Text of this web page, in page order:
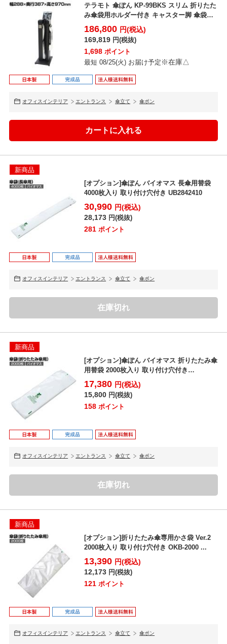
テラモト 傘ぽん KP-99BKS スリム 折りたた
み傘袋用ホルダー付き キャスター脚 傘袋ス
タンド...
186,800 円(税込)
169,819 円(税抜)
1,698 ポイント
最短 08/25(火) お届け予定 ※在庫△
オフィスインテリア エントランス 傘立て 傘ポン
新商品
[オプション]傘ぽん バイオマス 長傘用替袋
4000枚入り 取り付け穴付き UB2842410
30,990 円(税込)
28,173 円(税抜)
281 ポイント
オフィスインテリア エントランス 傘立て 傘ポン
在庫切れ
新商品
[オプション]傘ぽん バイオマス 折りたたみ傘
用替袋 2000枚入り 取り付け穴付き
UB28471...
17,380 円(税込)
15,800 円(税抜)
158 ポイント
オフィスインテリア エントランス 傘立て 傘ポン
在庫切れ
新商品
[オプション]折りたたみ傘専用かさ袋 Ver.2
2000枚入り 取り付け穴付き OKB-2000 ...
13,390 円(税込)
12,173 円(税抜)
121 ポイント
オフィスインテリア エントランス 傘立て 傘ポン